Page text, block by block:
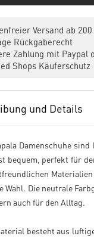
Versand ab
Rückgaberecht
Zahlung mit Paypal
Shops Käuferschutz
und Details
Damenschuhe
bequem, perfekt für
Wahl. Die neutrale
auch für den Alltag.
besteht aus